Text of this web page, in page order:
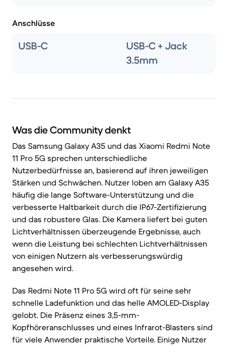
Anschlüsse
USB-C
USB-C + Jack
3.5mm
Was die Community denkt
Das Samsung Galaxy A35 und das Xiaomi Redmi Note
11 Pro 5G sprechen unterschiedliche
Nutzerbedürfnisse an, basierend auf ihren jeweiligen
Stärken und Schwächen. Nutzer loben am Galaxy A35
häufig die lange Software-Unterstützung und die
verbesserte Haltbarkeit durch die IP67-Zertifizierung
und das robustere Glas. Die Kamera liefert bei guten
Lichtverhältnissen überzeugende Ergebnisse, auch
wenn die Leistung bei schlechten Lichtverhältnissen
von einigen Nutzern als verbesserungswürdig
angesehen wird.
Das Redmi Note 11 Pro 5G wird oft für seine sehr
schnelle Ladefunktion und das helle AMOLED-Display
gelobt. Die Präsenz eines 3,5-mm-
Kopfhöreranschlusses und eines Infrarot-Blasters sind
für viele Anwender praktische Vorteile. Einige Nutzer